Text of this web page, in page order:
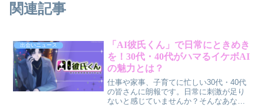
関連記事
出会いニュース
「AI彼氏くん」で日常にときめき
を！30代・40代がハマるイケボAI
の魅力とは？
仕事や家事、子育てに忙しい30代・40代
の皆さんに朗報です。日常に刺激が足り
ないと感じていませんか？そんなあなた